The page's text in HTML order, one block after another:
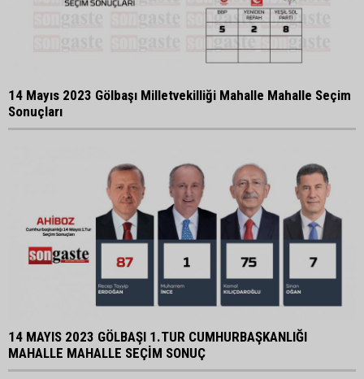
14 Mayıs 2023 Gölbaşı Milletvekilliği Mahalle Mahalle Seçim
Sonuçları
14 MAYIS 2023 GÖLBAŞI 1.TUR CUMHURBAŞKANLIĞI
MAHALLE MAHALLE SEÇİM SONUÇ